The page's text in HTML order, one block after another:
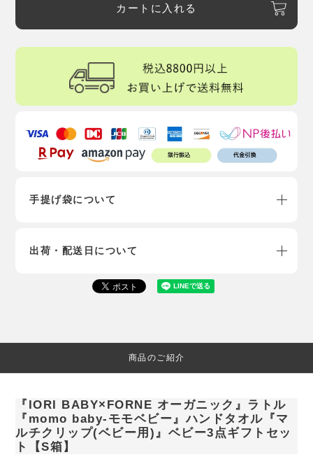
カートに入れる
手提げ袋について
出荷・配送日について
商品のご紹介
『IORI BABY×FORNE オーガニック』ラトル
『momo baby-モモベビー』ハンドタオル『マ
ルチクリップ(ベビー用)』ベビー3点ギフトセッ
ト【S箱】